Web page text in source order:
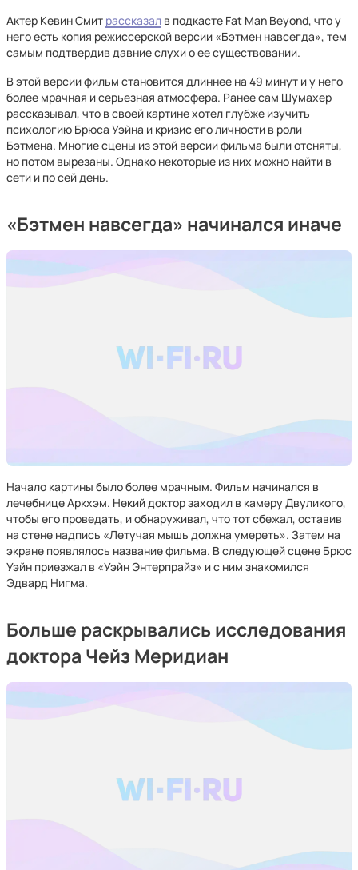
Актер Кевин Смит рассказал в подкасте Fat Man Beyond, что у
него есть копия режиссерской версии «Бэтмен навсегда», тем
самым подтвердив давние слухи о ее существовании.
В этой версии фильм становится длиннее на 49 минут и у него
более мрачная и серьезная атмосфера. Ранее сам Шумахер
рассказывал, что в своей картине хотел глубже изучить
психологию Брюса Уэйна и кризис его личности в роли
Бэтмена. Многие сцены из этой версии фильма были отсняты,
но потом вырезаны. Однако некоторые из них можно найти в
сети и по сей день.
«Бэтмен навсегда» начинался иначе
Начало картины было более мрачным. Фильм начинался в
лечебнице Аркхэм. Некий доктор заходил в камеру Двуликого,
чтобы его проведать, и обнаруживал, что тот сбежал, оставив
на стене надпись «Летучая мышь должна умереть». Затем на
экране появлялось название фильма. В следующей сцене Брюс
Уэйн приезжал в «Уэйн Энтерпрайз» и с ним знакомился
Эдвард Нигма.
Больше раскрывались исследования
доктора Чейз Меридиан